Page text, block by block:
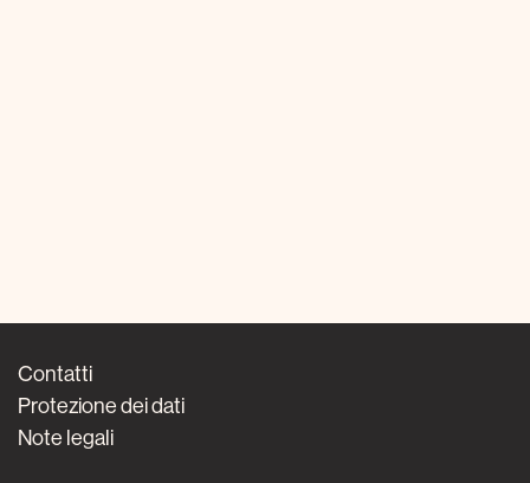
Contatti
Protezione dei dati
Note legali